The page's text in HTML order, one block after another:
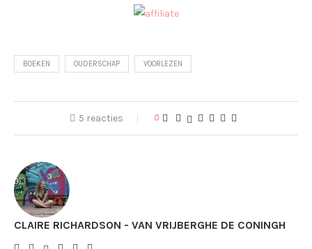
BOEKEN OUDERSCHAP VOORLEZEN
5 reacties 0
CLAIRE RICHARDSON - VAN VRIJBERGHE DE CONINGH